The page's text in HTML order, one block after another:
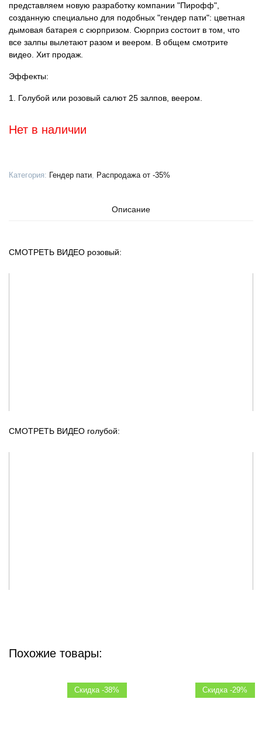
представляем новую разработку компании "Пирофф",
созданную специально для подобных "гендер пати": цветная
дымовая батарея с сюрпризом. Сюрприз состоит в том, что
все залпы вылетают разом и веером. В общем смотрите
видео. Хит продаж.
Эффекты:
1. Голубой или розовый салют 25 залпов, веером.
Нет в наличии
Категория: Гендер пати, Распродажа от -35%
Описание
СМОТРЕТЬ ВИДЕО розовый:
СМОТРЕТЬ ВИДЕО голубой:
Похожие товары:
Скидка -38% Скидка -29%